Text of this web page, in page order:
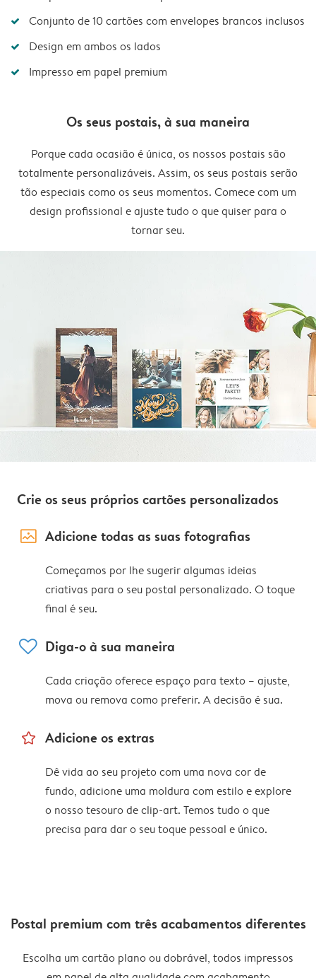
Conjunto de 10 cartões com envelopes brancos inclusos
Design em ambos os lados
Impresso em papel premium
Os seus postais, à sua maneira
Porque cada ocasião é única, os nossos postais são
totalmente personalizáveis. Assim, os seus postais serão
tão especiais como os seus momentos. Comece com um
design profissional e ajuste tudo o que quiser para o
tornar seu.
Crie os seus próprios cartões personalizados
image_placeholder Adicione todas as suas fotografias
Começamos por lhe sugerir algumas ideias
criativas para o seu postal personalizado. O toque
final é seu.
heart Diga-o à sua maneira
Cada criação oferece espaço para texto – ajuste,
mova ou remova como preferir. A decisão é sua.
star_outline Adicione os extras
Dê vida ao seu projeto com uma nova cor de
fundo, adicione uma moldura com estilo e explore
o nosso tesouro de clip-art. Temos tudo o que
precisa para dar o seu toque pessoal e único.
Postal premium com três acabamentos diferentes
Escolha um cartão plano ou dobrável, todos impressos